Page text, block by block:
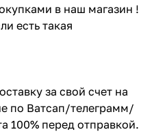
в наш магазин !
есть такая
за свой счет на
по Ватсап/телеграмм/
100% перед отправкой.